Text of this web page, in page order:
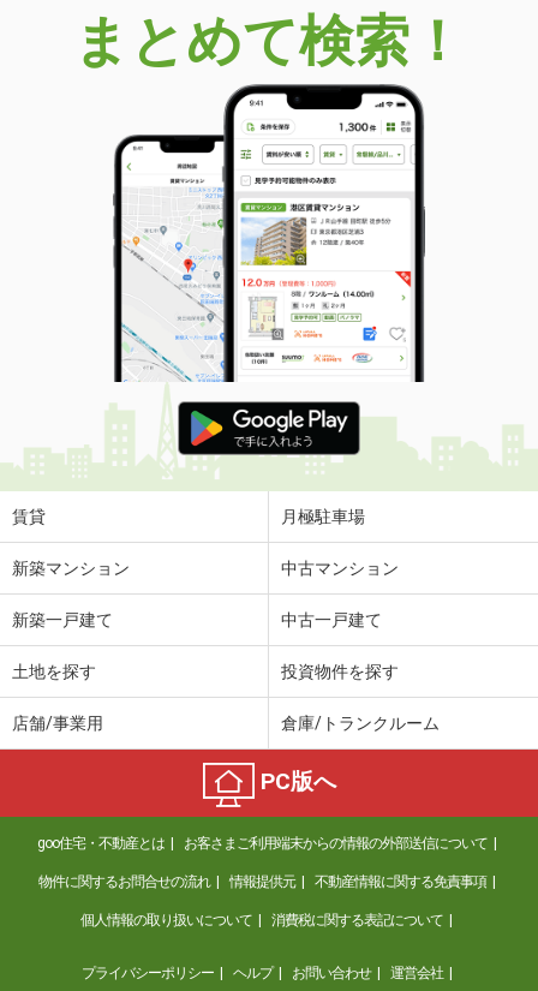
まとめて検索！
賃貸 月極駐車場
新築マンション 中古マンション
新築一戸建て 中古一戸建て
土地を探す 投資物件を探す
店舗/事業用 倉庫/トランクルーム
PC版へ
goo住宅・不動産とは お客さまご利用端末からの情報の外部送信について
物件に関するお問合せの流れ 情報提供元 不動産情報に関する免責事項
個人情報の取り扱いについて 消費税に関する表記について
プライバシーポリシー ヘルプ お問い合わせ 運営会社